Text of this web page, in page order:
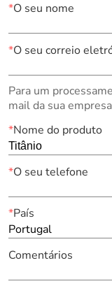
*O seu nome
*O seu correio
Para um
mail da sua
*Nome do produto
*O seu telefone
*País
Portugal
Comentários